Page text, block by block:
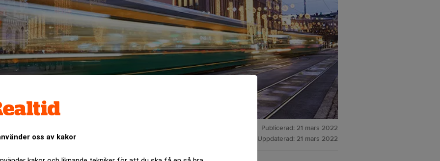
oss av kakor
Publicerad: 21 mars 2022
Uppdaterad: 21 mars 2022